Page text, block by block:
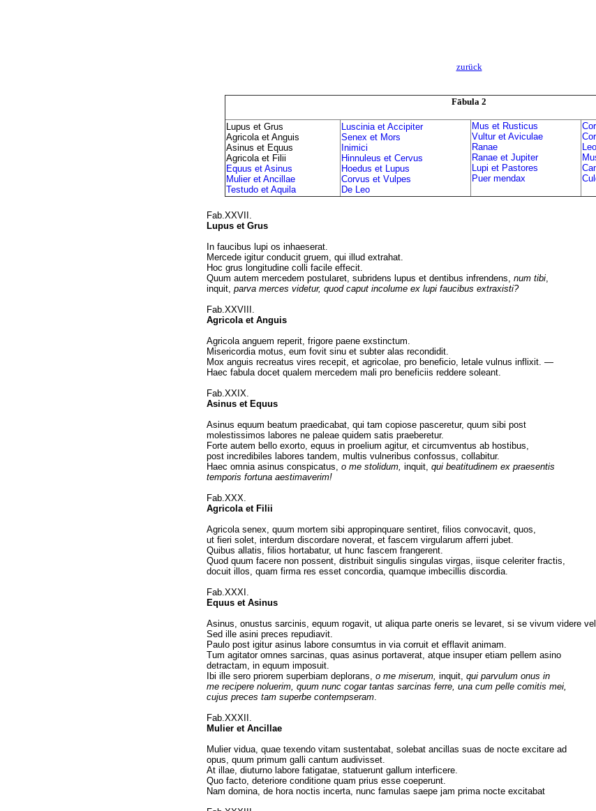
zurück
Fābula 2
Lupus et Grus
Agricola et Anguis
Asinus et Equus
Agricola et Filii
Equus et Asinus
Mulier et Ancillae
Testudo et Aquila
Luscinia et Accipiter
Senex et Mors
Inimici
Hinnuleus et Cervus
Hoedus et Lupus
Corvus et Vulpes
De Leo
Mus et Rusticus
Vultur et Aviculae
Ranae
Ranae et Jupiter
Lupi et Pastores
Puer mendax
Fab.XXVII.
Lupus et Grus
In faucibus lupi os inhaeserat.
Mercede igitur conducit gruem, qui illud extrahat.
Hoc grus longitudine colli facile effecit.
Quum autem mercedem postularet, subridens lupus et dentibus infrendens, num tibi,
inquit, parva merces videtur, quod caput incolume ex lupi faucibus extraxisti?
Fab.XXVIII.
Agricola et Anguis
Agricola anguem reperit, frigore paene exstinctum.
Misericordia motus, eum fovit sinu et subter alas recondidit.
Mox anguis recreatus vires recepit, et agricolae, pro beneficio, letale vulnus inflixit. —
Haec fabula docet qualem mercedem mali pro beneficiis reddere soleant.
Fab.XXIX.
Asinus et Equus
Asinus equum beatum praedicabat, qui tam copiose pasceretur, quum sibi post
molestissimos labores ne paleae quidem satis praeberetur.
Forte autem bello exorto, equus in proelium agitur, et circumventus ab hostibus,
post incredibiles labores tandem, multis vulneribus confossus, collabitur.
Haec omnia asinus conspicatus, o me stolidum, inquit, qui beatitudinem ex praesentis
temporis fortuna aestimaverim!
Fab.XXX.
Agricola et Filii
Agricola senex, quum mortem sibi appropinquare sentiret, filios convocavit, quos,
ut fieri solet, interdum discordare noverat, et fascem virgularum afferri jubet.
Quibus allatis, filios hortabatur, ut hunc fascem frangerent.
Quod quum facere non possent, distribuit singulis singulas virgas, iisque celeriter fractis,
docuit illos, quam firma res esset concordia, quamque imbecillis discordia.
Fab.XXXI.
Equus et Asinus
Asinus, onustus sarcinis, equum rogavit, ut aliqua parte oneris se levaret, si se vivum videre
Sed ille asini preces repudiavit.
Paulo post igitur asinus labore consumtus in via corruit et efflavit animam.
Tum agitator omnes sarcinas, quas asinus portaverat, atque insuper etiam pellem asino
detractam, in equum imposuit.
Ibi ille sero priorem superbiam deplorans, o me miserum, inquit, qui parvulum onus in
me recipere noluerim, quum nunc cogar tantas sarcinas ferre, una cum pelle comitis mei,
cujus preces tam superbe contempseram.
Fab.XXXII.
Mulier et Ancillae
Mulier vidua, quae texendo vitam sustentabat, solebat ancillas suas de nocte excitare ad
opus, quum primum galli cantum audivisset.
At illae, diuturno labore fatigatae, statuerunt gallum interficere.
Quo facto, deteriore conditione quam prius esse coeperunt.
Nam domina, de hora noctis incerta, nunc famulas saepe jam prima nocte excitabat